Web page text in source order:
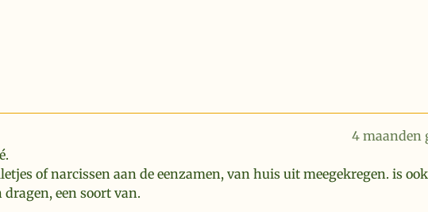
4 maanden
of narcissen aan de eenzamen, van huis uit meegekregen. is ook
een soort van.